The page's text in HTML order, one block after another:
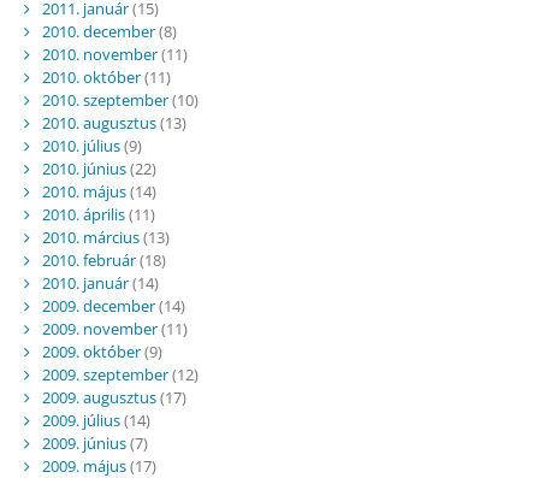
2011. január(15)
2010. december(8)
2010. november(11)
2010. október(11)
2010. szeptember(10)
2010. augusztus(13)
2010. július(9)
2010. június(22)
2010. május(14)
2010. április(11)
2010. március(13)
2010. február(18)
2010. január(14)
2009. december(14)
2009. november(11)
2009. október(9)
2009. szeptember(12)
2009. augusztus(17)
2009. július(14)
2009. június(7)
2009. május(17)